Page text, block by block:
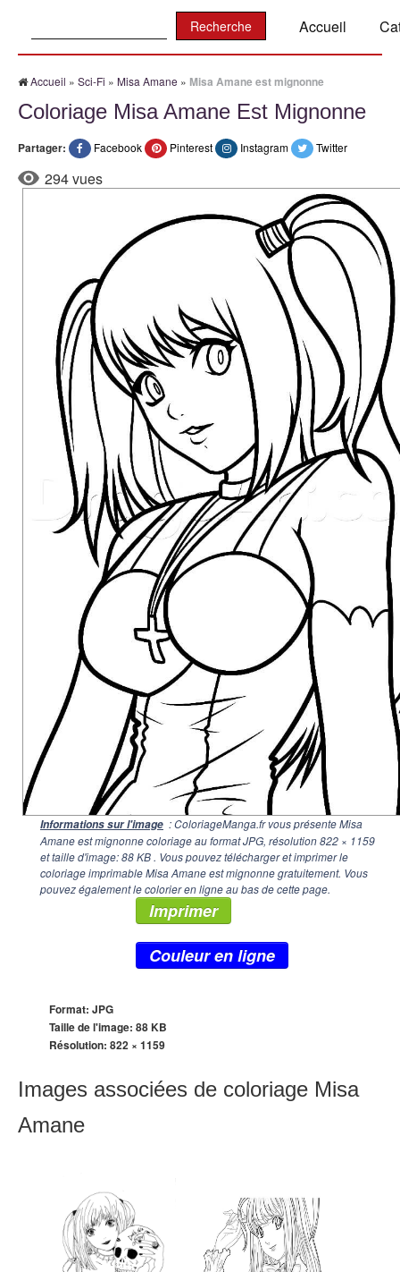
Accueil
Accueil » Sci-Fi » Misa Amane » Misa Amane est mignonne
Coloriage Misa Amane Est Mignonne
Partager: Facebook Pinterest Instagram Twitter
294 vues
Informations sur l'image : ColoriageManga.fr vous présente Misa
Amane est mignonne coloriage au format JPG, résolution822 × 1159
et taille d'image: 88 KB . Vous pouvez télécharger et imprimer le
coloriage imprimable Misa Amane est mignonne gratuitement. Vous
pouvez également le colorier en ligne au bas de cette page.
Imprimer
Couleur en ligne
Format: JPG
Taille de l'image: 88 KB
Résolution: 822 × 1159
Images associées de coloriage Misa
Amane